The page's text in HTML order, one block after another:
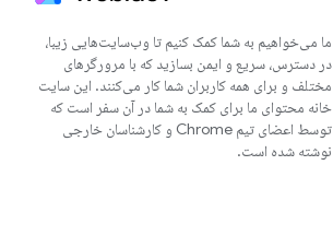
ما می‌خواهیم به شما کمک کنیم تا وب‌سایت‌هایی زیبا،
در دسترس، سریع و ایمن بسازید که با مرورگرهای
مختلف و برای همه کاربران شما کار می‌کنند. این سایت
خانه محتوای ما برای کمک به شما در آن سفر است که
توسط اعضای تیم Chrome و کارشناسان خارجی
نوشته شده است.